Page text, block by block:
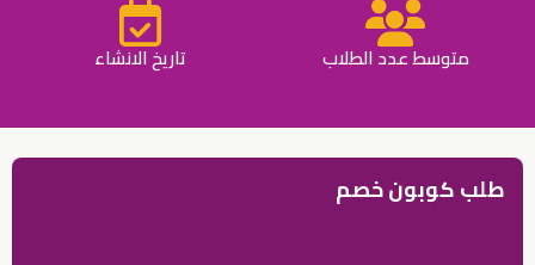
متوسط عدد الطلاب تاريخ الانشاء
طلب كوبون خصم